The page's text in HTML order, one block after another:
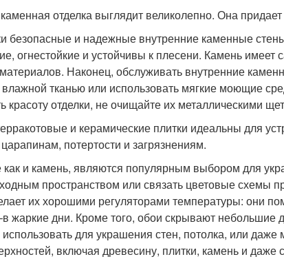
отделка выглядит великолепно. Она
безопасные и надежные внутренние каменные
огнестойкие и устойчивы к плесени. Камень
Наконец, обслуживать внутренние
влажной тканью или использовать мягкие моющие
красоту отделки, не очищайте их металлическими
и керамические плитки идеальны для
потертости и загрязнениям.
как и камень, являются популярным выбором для
пространством или связать цветовые схемы
их хорошими регуляторами температуры: они
жаркие дни. Кроме того, обои скрывают небольшие
для украшения стен, потолка, или
включая древесину, плитки, камень и даже